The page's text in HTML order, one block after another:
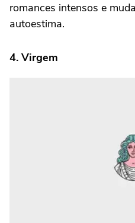
romances intensos e
autoestima.
4. Virgem